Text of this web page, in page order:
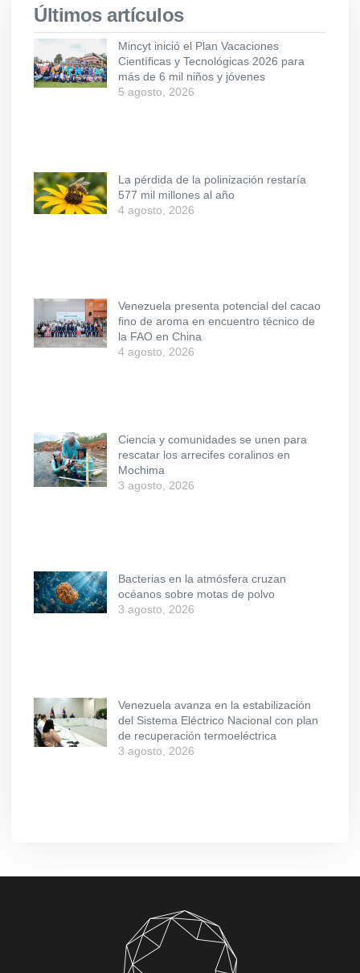
Últimos artículos
Mincyt inició el Plan Vacaciones
Científicas y Tecnológicas 2026 para
más de 6 mil niños y jóvenes
5 agosto, 2026
La pérdida de la polinización restaría
577 mil millones al año
4 agosto, 2026
Venezuela presenta potencial del cacao
fino de aroma en encuentro técnico de
la FAO en China
4 agosto, 2026
Ciencia y comunidades se unen para
rescatar los arrecifes coralinos en
Mochima
3 agosto, 2026
Bacterias en la atmósfera cruzan
océanos sobre motas de polvo
3 agosto, 2026
Venezuela avanza en la estabilización
del Sistema Eléctrico Nacional con plan
de recuperación termoeléctrica
3 agosto, 2026